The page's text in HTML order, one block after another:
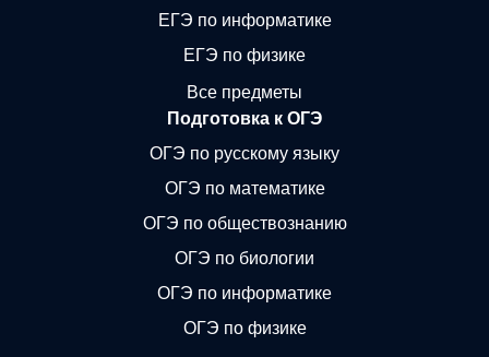
ЕГЭ по информатике
ЕГЭ по физике
Все предметы
Подготовка к ОГЭ
ОГЭ по русскому языку
ОГЭ по математике
ОГЭ по обществознанию
ОГЭ по биологии
ОГЭ по информатике
ОГЭ по физике